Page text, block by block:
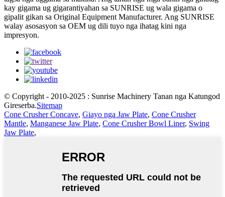
kay gigama ug gigarantiyahan sa SUNRISE ug wala gigama o
gipalit gikan sa Original Equipment Manufacturer. Ang SUNRISE
walay asosasyon sa OEM ug dili tuyo nga ihatag kini nga
impresyon.
© Copyright - 2010-2025 : Sunrise Machinery Tanan nga Katungod
Gireserba.Sitemap
Cone Crusher Concave, Giayo nga Jaw Plate, Cone Crusher
Mantle, Manganese Jaw Plate, Cone Crusher Bowl Liner, Swing
Jaw Plate,